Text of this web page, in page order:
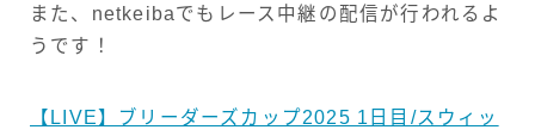
また、netkeibaでもレース中継の配信が行われるよ
うです！
【LIVE】ブリーダーズカップ2025 1日目/スウィッ